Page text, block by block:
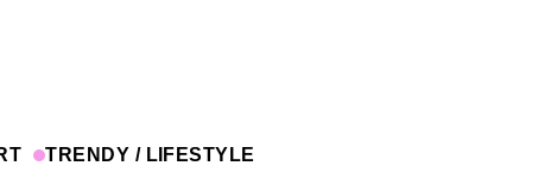
TRENDY / LIFESTYLE